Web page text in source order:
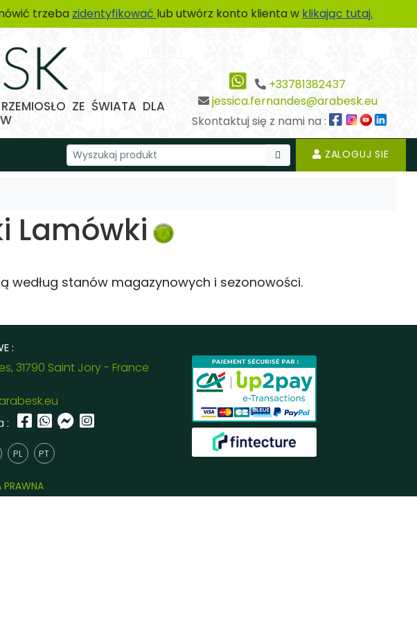
trzeba zidentyfikować lub utwórz konto klienta w klikając tutaj.
ZE ŚWIATA DLA
+33781382437
jessica.fernandes@arabesk.eu
Skontaktuj się z nami na :
ZALOGUJ SIE
Lamówki
stanów magazynowych i sezonowości.
:
31790 Saint Jory - France
:
PL PT
PRAWNA